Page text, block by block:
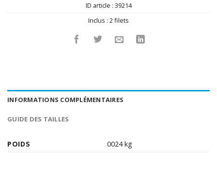
ID article : 39214
Inclus : 2 filets
INFORMATIONS COMPLÉMENTAIRES
GUIDE DES TAILLES
POIDS 0024 kg